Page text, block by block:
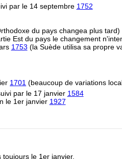
par le 14 septembre 1752
du pays changea plus tard)
Est du pays le changement
1753 (la Suède utilisa sa propre
1701 (beaucoup de variations
par le 17 janvier 1584
le 1er janvier 1927
le 1er janvier.